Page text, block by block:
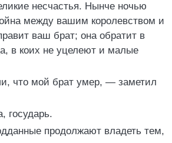
несчастья. Нынче ночью
между вашим королевством и
ваш брат; она обратит в
в коих не уцелеют и малые
что мой брат умер, — заметил
государь.
продолжают владеть тем,